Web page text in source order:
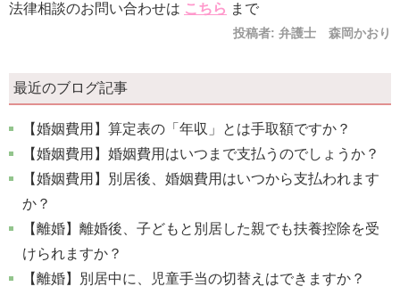
法律相談のお問い合わせは こちら まで
投稿者: 弁護士 森岡かおり
最近のブログ記事
【婚姻費用】算定表の「年収」とは手取額ですか？
【婚姻費用】婚姻費用はいつまで支払うのでしょうか？
【婚姻費用】別居後、婚姻費用はいつから支払われます
か？
【離婚】離婚後、子どもと別居した親でも扶養控除を受
けられますか？
【離婚】別居中に、児童手当の切替えはできますか？